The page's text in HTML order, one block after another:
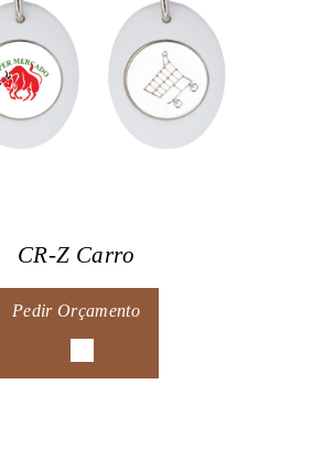
CR-Z Carro
Pedir Orçamento